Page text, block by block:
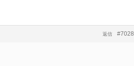
#7028
返信